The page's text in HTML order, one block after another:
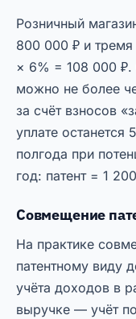
Розничный
800 000 ₽ и
× 6% = 108 000 ₽.
можно не более
за счёт взносов
уплате останется
полгода при
год: патент = 1
Совмещение
На практике
патентному виду
учёта доходов в
выручке — учёт